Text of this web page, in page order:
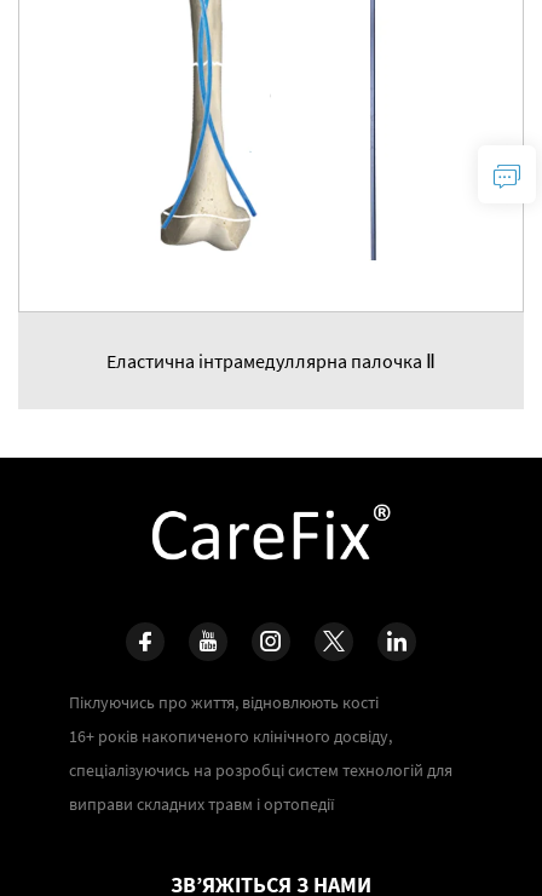
Еластична інтрамедуллярна палочка Ⅱ
Піклуючись про життя, відновлюють кості
16+ років накопиченого клінічного досвіду,
спеціалізуючись на розробці систем технологій для
виправи складних травм і ортопедії
ЗВ’ЯЖІТЬСЯ З НАМИ